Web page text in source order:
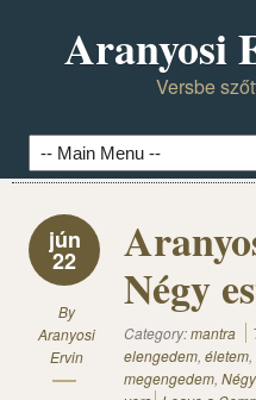
Aranyosi
Versbe
jún
22
By
Aranyosi
Ervin
Négy
Category:mantra
elengedem, életem,
megengedem,